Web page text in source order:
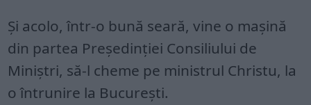
Şi acolo, într-o bună seară, vine o maşină
din partea Preşedinţiei Consiliului de
Miniștri, să-l cheme pe ministrul Christu, la
o întrunire la București.